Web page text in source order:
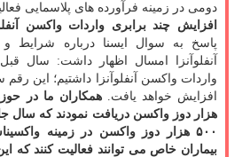
دومی در زمینه فرآورده های پلاسمایی
افزایش چند برابری واردات واکسن
پاسخ به سوال ایسنا درباره شرایط
آنفلوآنزا امسال اظهار داشت: سال
افزایش خواهد یافت.همکاران ما در
هزار دوز واکسن دریافت نمودند که سال
۵۰۰ هزار دوز واکسن در زمینه
بیماران خاص می توانند فعالیت کنند که